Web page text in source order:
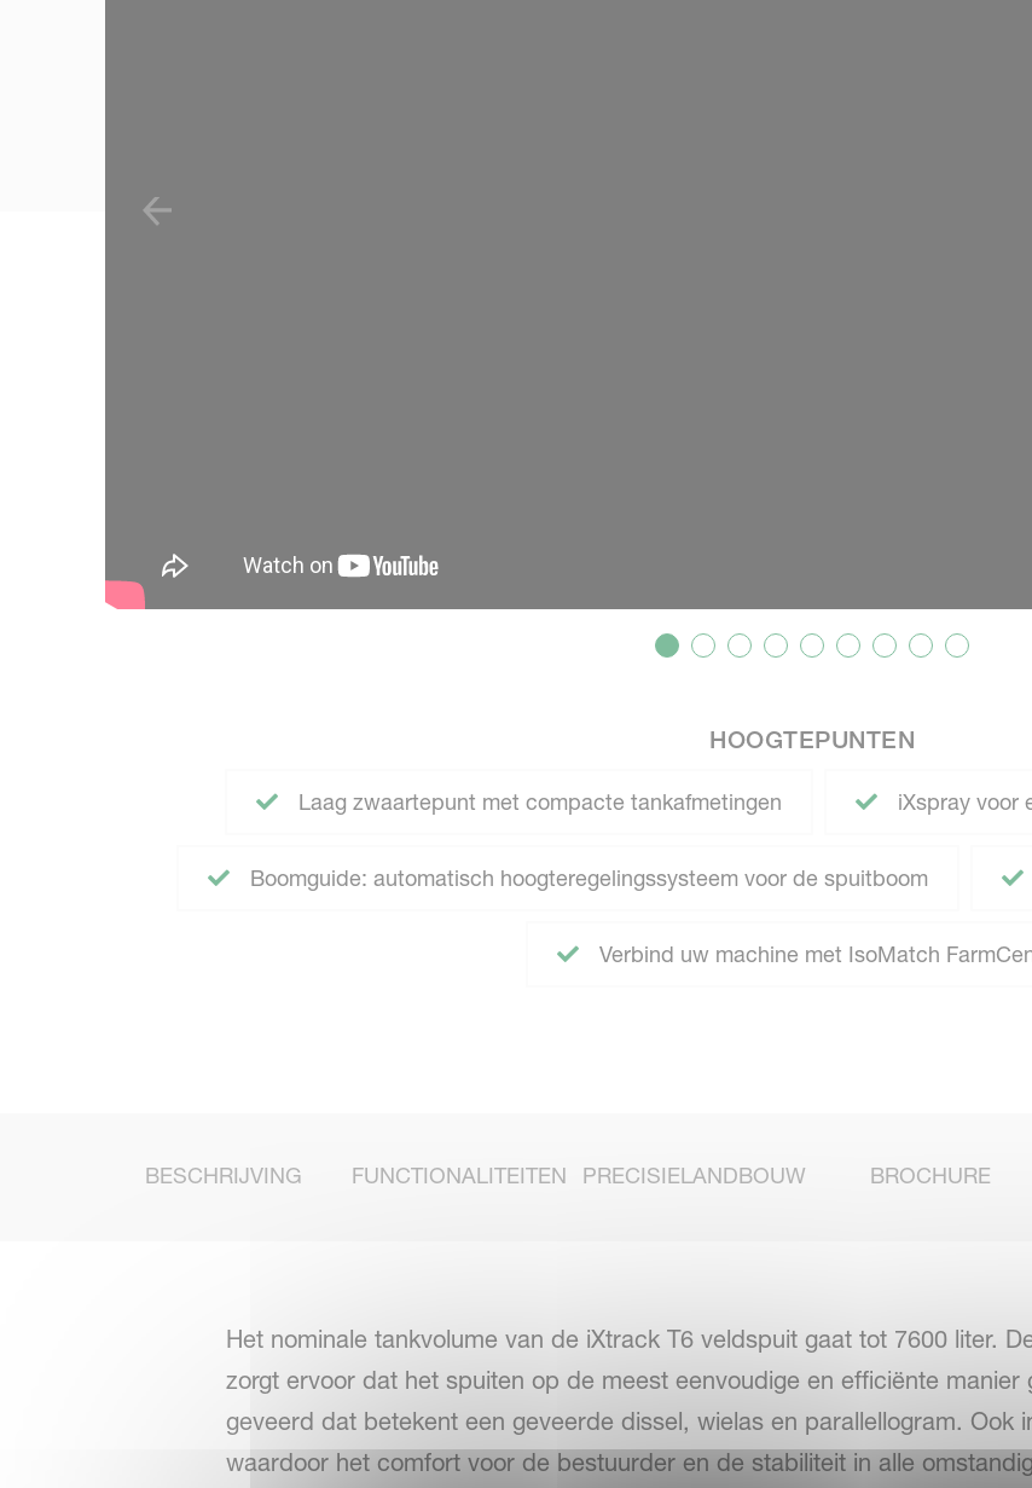
HOOGTEPUNTEN
Laag zwaartepunt met compacte tankafmetingen iXspray voor
Boomguide: automatisch hoogteregelingssysteem voor de spuitboom
Verbind uw machine met IsoMatch
BESCHRIJVING FUNCTIONALITEITEN PRECISIELANDBOUW BROCHURE
Het nominale tankvolume van de iXtrack T6 veldspuit gaat tot 7600 liter.
zorgt ervoor dat het spuiten op de meest eenvoudige en efficiënte manier
geveerd dat betekent een geveerde dissel, wielas en parallellogram. Ook
waardoor het comfort voor de bestuurder en de stabiliteit in alle